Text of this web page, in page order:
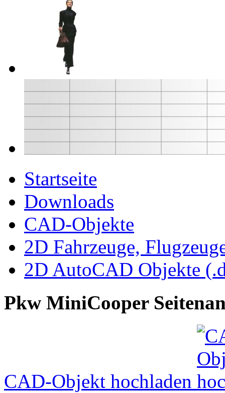
Startseite
Downloads
CAD-Objekte
2D Fahrzeuge,
2D AutoCAD Objekte
Pkw MiniCooper
CAD-Objekt hochladen